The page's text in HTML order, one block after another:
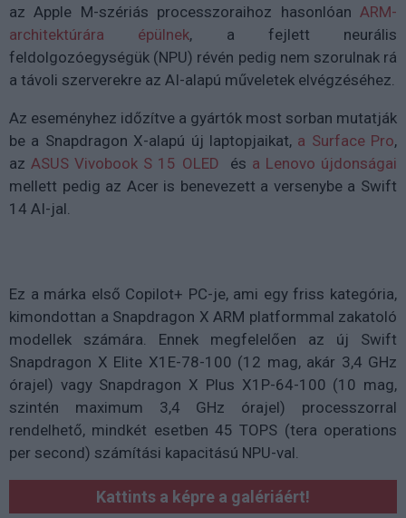
az Apple M-szériás processzoraihoz hasonlóan ARM-
architektúrára épülnek, a fejlett neurális
feldolgozóegységük (NPU) révén pedig nem szorulnak rá
a távoli szerverekre az AI-alapú műveletek elvégzéséhez.
Az eseményhez időzítve a gyártók most sorban mutatják
be a Snapdragon X-alapú új laptopjaikat, a Surface Pro,
azASUS Vivobook S 15 OLED és a Lenovo újdonságai
mellett pedig az Acer is benevezett a versenybe a Swift
14 AI-jal.
Ez a márka első Copilot+ PC-je, ami egy friss kategória,
kimondottan a Snapdragon X ARM platformmal zakatoló
modellek számára. Ennek megfelelően az új Swift
Snapdragon X Elite X1E-78-100 (12 mag, akár 3,4 GHz
órajel) vagy Snapdragon X Plus X1P-64-100 (10 mag,
szintén maximum 3,4 GHz órajel) processzorral
rendelhető, mindkét esetben 45 TOPS (tera operations
per second) számítási kapacitású NPU-val.
Kattints a képre a galériáért!